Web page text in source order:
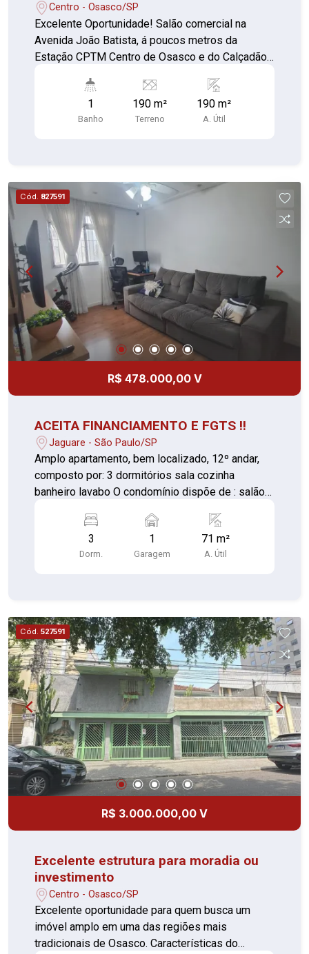
Centro - Osasco/SP
Excelente Oportunidade! Salão comercial na
Avenida João Batista, á poucos metros da
Estação CPTM Centro de Osasco e do Calçadão
de cima não faz parte da venda, são matriculas
individualizadas!
1
Banho
190 m²
Terreno
190 m²
A. Útil
Cód. 827591
R$ 478.000,00 V
ACEITA FINANCIAMENTO E FGTS !!
Jaguare - São Paulo/SP
Amplo apartamento, bem localizado, 12º andar,
composto por: 3 dormitórios sala cozinha
banheiro lavabo O condomínio dispõe de : salão
garagem Vale a pena conferir!!
3
Dorm.
1
Garagem
71 m²
A. Útil
Cód. 527591
R$ 3.000.000,00 V
Excelente estrutura para moradia ou
investimento
Centro - Osasco/SP
Excelente oportunidade para quem busca um
imóvel amplo em uma das regiões mais
tradicionais de Osasco. Características do